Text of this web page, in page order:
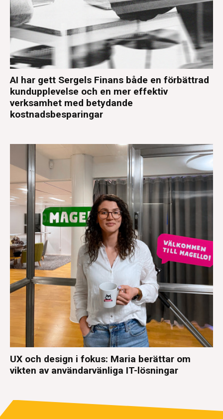
AI har gett Sergels Finans både en förbättrad
kundupplevelse och en mer effektiv
verksamhet med betydande
kostnadsbesparingar
UX och design i fokus: Maria berättar om
vikten av användarvänliga IT-lösningar